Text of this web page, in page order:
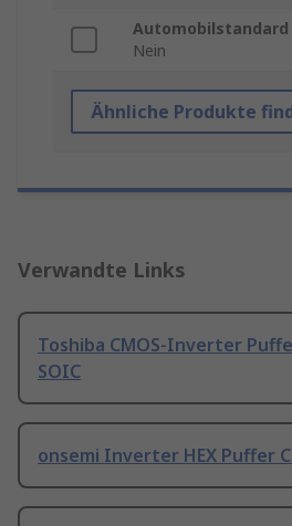
Automobilstandard
Nein
Ähnliche Produkte
Verwandte Links
Toshiba CMOS-Inverter
SOIC
onsemi Inverter HEX Puffer